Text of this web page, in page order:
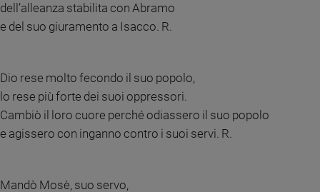
Foto
Video
Privacy
dell’alleanza stabilita con Abramo
e del suo giuramento a Isacco. R.
Dio rese molto fecondo il suo popolo,
lo rese più forte dei suoi oppressori.
Cambiò il loro cuore perché odiassero il suo popolo
e agissero con inganno contro i suoi servi. R.
Mandò Mosè, suo servo,